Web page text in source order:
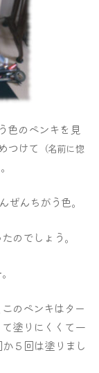
色のペンキを見
つけて （名前に惚
ぜんちがう色｡
のでしょう｡
のペンキはター
塗りにくくて一
５回は塗りまし